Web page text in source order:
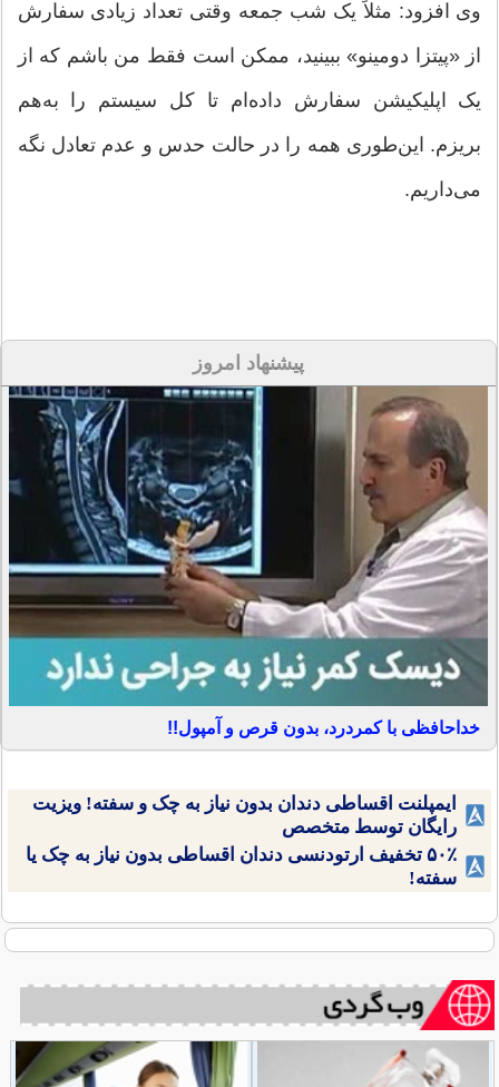
وی افزود: مثلاً یک شب جمعه وقتی تعداد زیادی سفارش
از «پیتزا دومینو» ببینید، ممکن است فقط من باشم که از
یک اپلیکیشن سفارش داده‌ام تا کل سیستم را به‌هم
بریزم. این‌طوری همه را در حالت حدس و عدم تعادل نگه
می‌داریم.
پیشنهاد امروز
خداحافظی با کمردرد، بدون قرص و آمپول!!
ایمپلنت اقساطی دندان بدون نیاز به چک و سفته! ویزیت
رایگان توسط متخصص
۵۰٪ تخفیف ارتودنسی دندان اقساطی بدون نیاز به چک یا
سفته!